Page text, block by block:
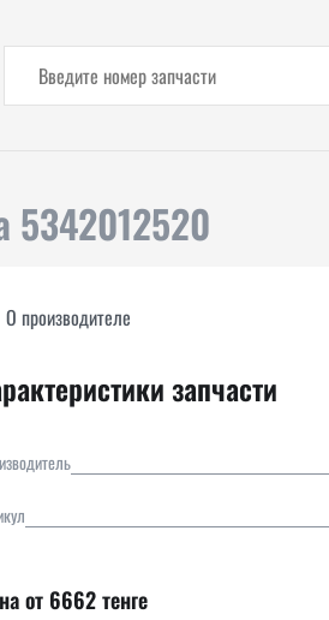
5342012520
О производителе
запчасти
от 6662 тенге